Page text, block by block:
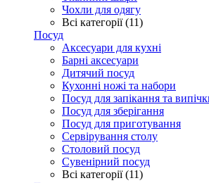
Чохли для одягу
Всі категорії (11)
Посуд
Аксесуари для кухні
Барні аксесуари
Дитячий посуд
Кухонні ножі та набори
Посуд для запікання та
Посуд для зберігання
Посуд для приготування
Сервірування столу
Столовий посуд
Сувенірний посуд
Всі категорії (11)